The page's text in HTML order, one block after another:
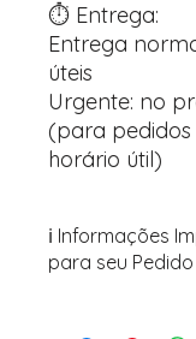
⏱️ Entrega:
Entrega
úteis
Urgente: no
(para pedidos
horário útil)
ℹ️ Informações
para seu Pedido
Avance para a